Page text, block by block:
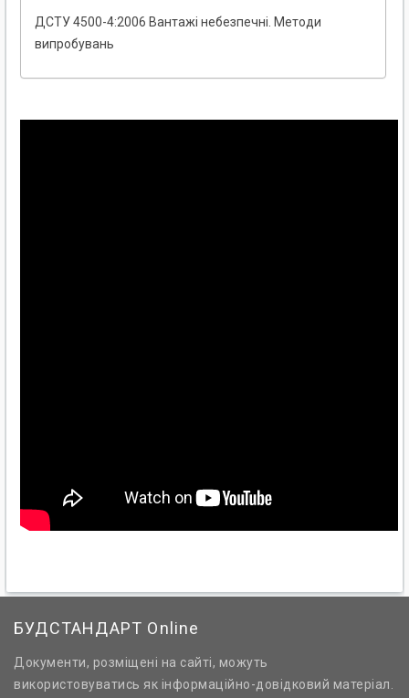
ДСТУ 4500-4:2006 Вантажі небезпечні. Методи
випробувань
БУДСТАНДАРТ Online
Документи, розміщені на сайті, можуть
використовуватись як інформаційно-довідковий матеріал.